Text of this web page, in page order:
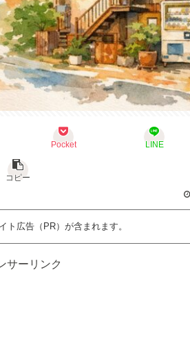
Pocket LINE
コピー
ト広告（PR）が含まれます。
サーリンク